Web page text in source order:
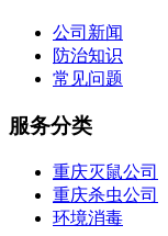
公司新闻
防治知识
常见问题
服务分类
重庆灭鼠公司
重庆杀虫公司
环境消毒